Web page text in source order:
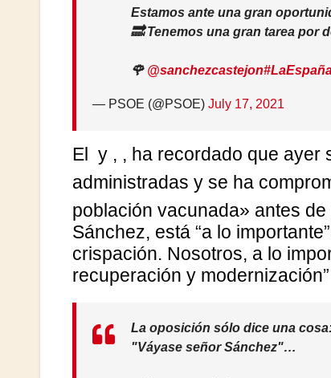
Estamos ante una gran
🔜 Tenemos una gran tarea por
🌹 @sanchezcastejon
— PSOE (@PSOE) July 17, 2021
El y , , ha recordado que ayer
administradas y se ha
población vacunada» antes
Sánchez, está “a lo
crispación. Nosotros, a lo
recuperación y modernización”
La oposición sólo dice una
"Váyase señor Sánchez"…